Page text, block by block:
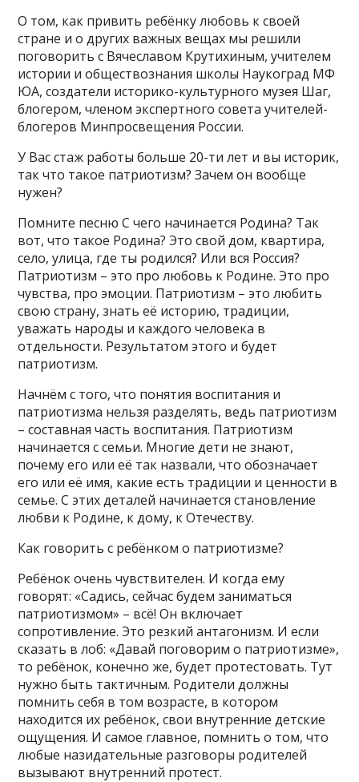
О том, как привить ребёнку любовь к своей
стране и о других важных вещах мы решили
поговорить с Вячеславом Крутихиным, учителем
истории и обществознания школы Наукоград МФ
ЮА, создатели историко-культурного музея Шаг,
блогером, членом экспертного совета учителей-
блогеров Минпросвещения России.
У Вас стаж работы больше 20-ти лет и вы историк,
так что такое патриотизм? Зачем он вообще
нужен?
Помните песню С чего начинается Родина? Так
вот, что такое Родина? Это свой дом, квартира,
село, улица, где ты родился? Или вся Россия?
Патриотизм – это про любовь к Родине. Это про
чувства, про эмоции. Патриотизм – это любить
свою страну, знать её историю, традиции,
уважать народы и каждого человека в
отдельности. Результатом этого и будет
патриотизм.
Начнём с того, что понятия воспитания и
патриотизма нельзя разделять, ведь патриотизм
– составная часть воспитания. Патриотизм
начинается с семьи. Многие дети не знают,
почему его или её так назвали, что обозначает
его или её имя, какие есть традиции и ценности в
семье. С этих деталей начинается становление
любви к Родине, к дому, к Отечеству.
Как говорить с ребёнком о патриотизме?
Ребёнок очень чувствителен. И когда ему
говорят: «Садись, сейчас будем заниматься
патриотизмом» – всё! Он включает
сопротивление. Это резкий антагонизм. И если
сказать в лоб: «Давай поговорим о патриотизме»,
то ребёнок, конечно же, будет протестовать. Тут
нужно быть тактичным. Родители должны
помнить себя в том возрасте, в котором
находится их ребёнок, свои внутренние детские
ощущения. И самое главное, помнить о том, что
любые назидательные разговоры родителей
вызывают внутренний протест.